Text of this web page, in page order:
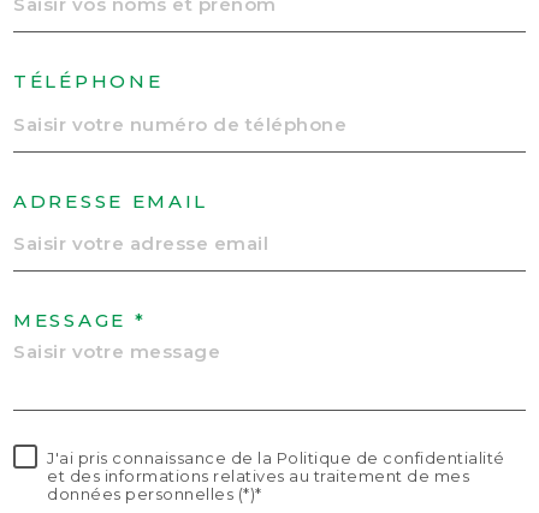
TÉLÉPHONE
ADRESSE EMAIL
MESSAGE *
J'ai pris connaissance de la Politique de confidentialité
et des informations relatives au traitement de mes
données personnelles (*)*